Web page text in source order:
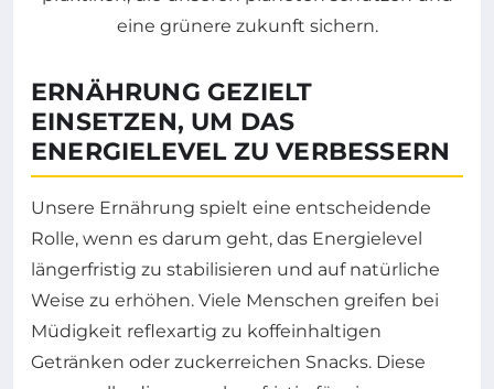
ERNÄHRUNG GEZIELT
EINSETZEN, UM DAS
ENERGIELEVEL ZU VERBESSERN
Unsere Ernährung spielt eine entscheidende
Rolle, wenn es darum geht, das Energielevel
längerfristig zu stabilisieren und auf natürliche
Weise zu erhöhen. Viele Menschen greifen bei
Müdigkeit reflexartig zu koffeinhaltigen
Getränken oder zuckerreichen Snacks. Diese